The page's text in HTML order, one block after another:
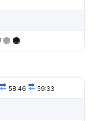
58:46 59:33